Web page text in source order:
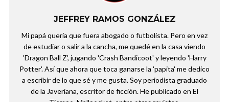
JEFFREY RAMOS GONZÁLEZ
Mi papá quería que fuera abogado o futbolista. Pero en vez
de estudiar o salir a la cancha, me quedé en la casa viendo
'Dragon Ball Z', jugando 'Crash Bandicoot' y leyendo 'Harry
Potter'. Así que ahora que toca ganarse la 'papita' me dedico
a escribir de lo que sé y me gusta. Soy periodista graduado
de la Javeriana, escritor de ficción. He publicado en El